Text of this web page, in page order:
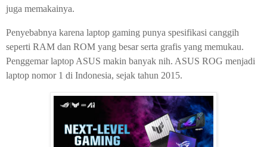
juga memakainya.
Penyebabnya karena laptop gaming punya spesifikasi canggih
seperti RAM dan ROM yang besar serta grafis yang memukau.
Penggemar laptop ASUS makin banyak nih. ASUS ROG menjadi
laptop nomor 1 di Indonesia, sejak tahun 2015.